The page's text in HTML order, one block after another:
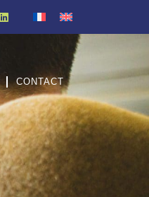
CONTACT